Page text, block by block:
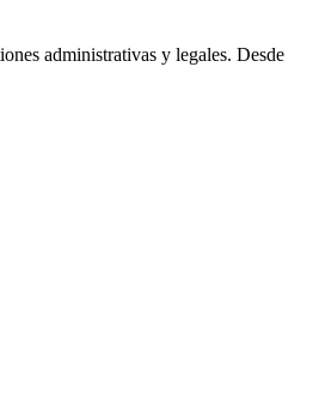
administrativas y legales. Desde